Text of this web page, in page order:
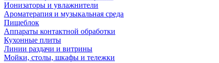
Ионизаторы и увлажнители
Ароматерапия и музыкальная среда
Пищеблок
Аппараты контактной обработки
Кухонные плиты
Линии раздачи и витрины
Мойки, столы, шкафы и тележки